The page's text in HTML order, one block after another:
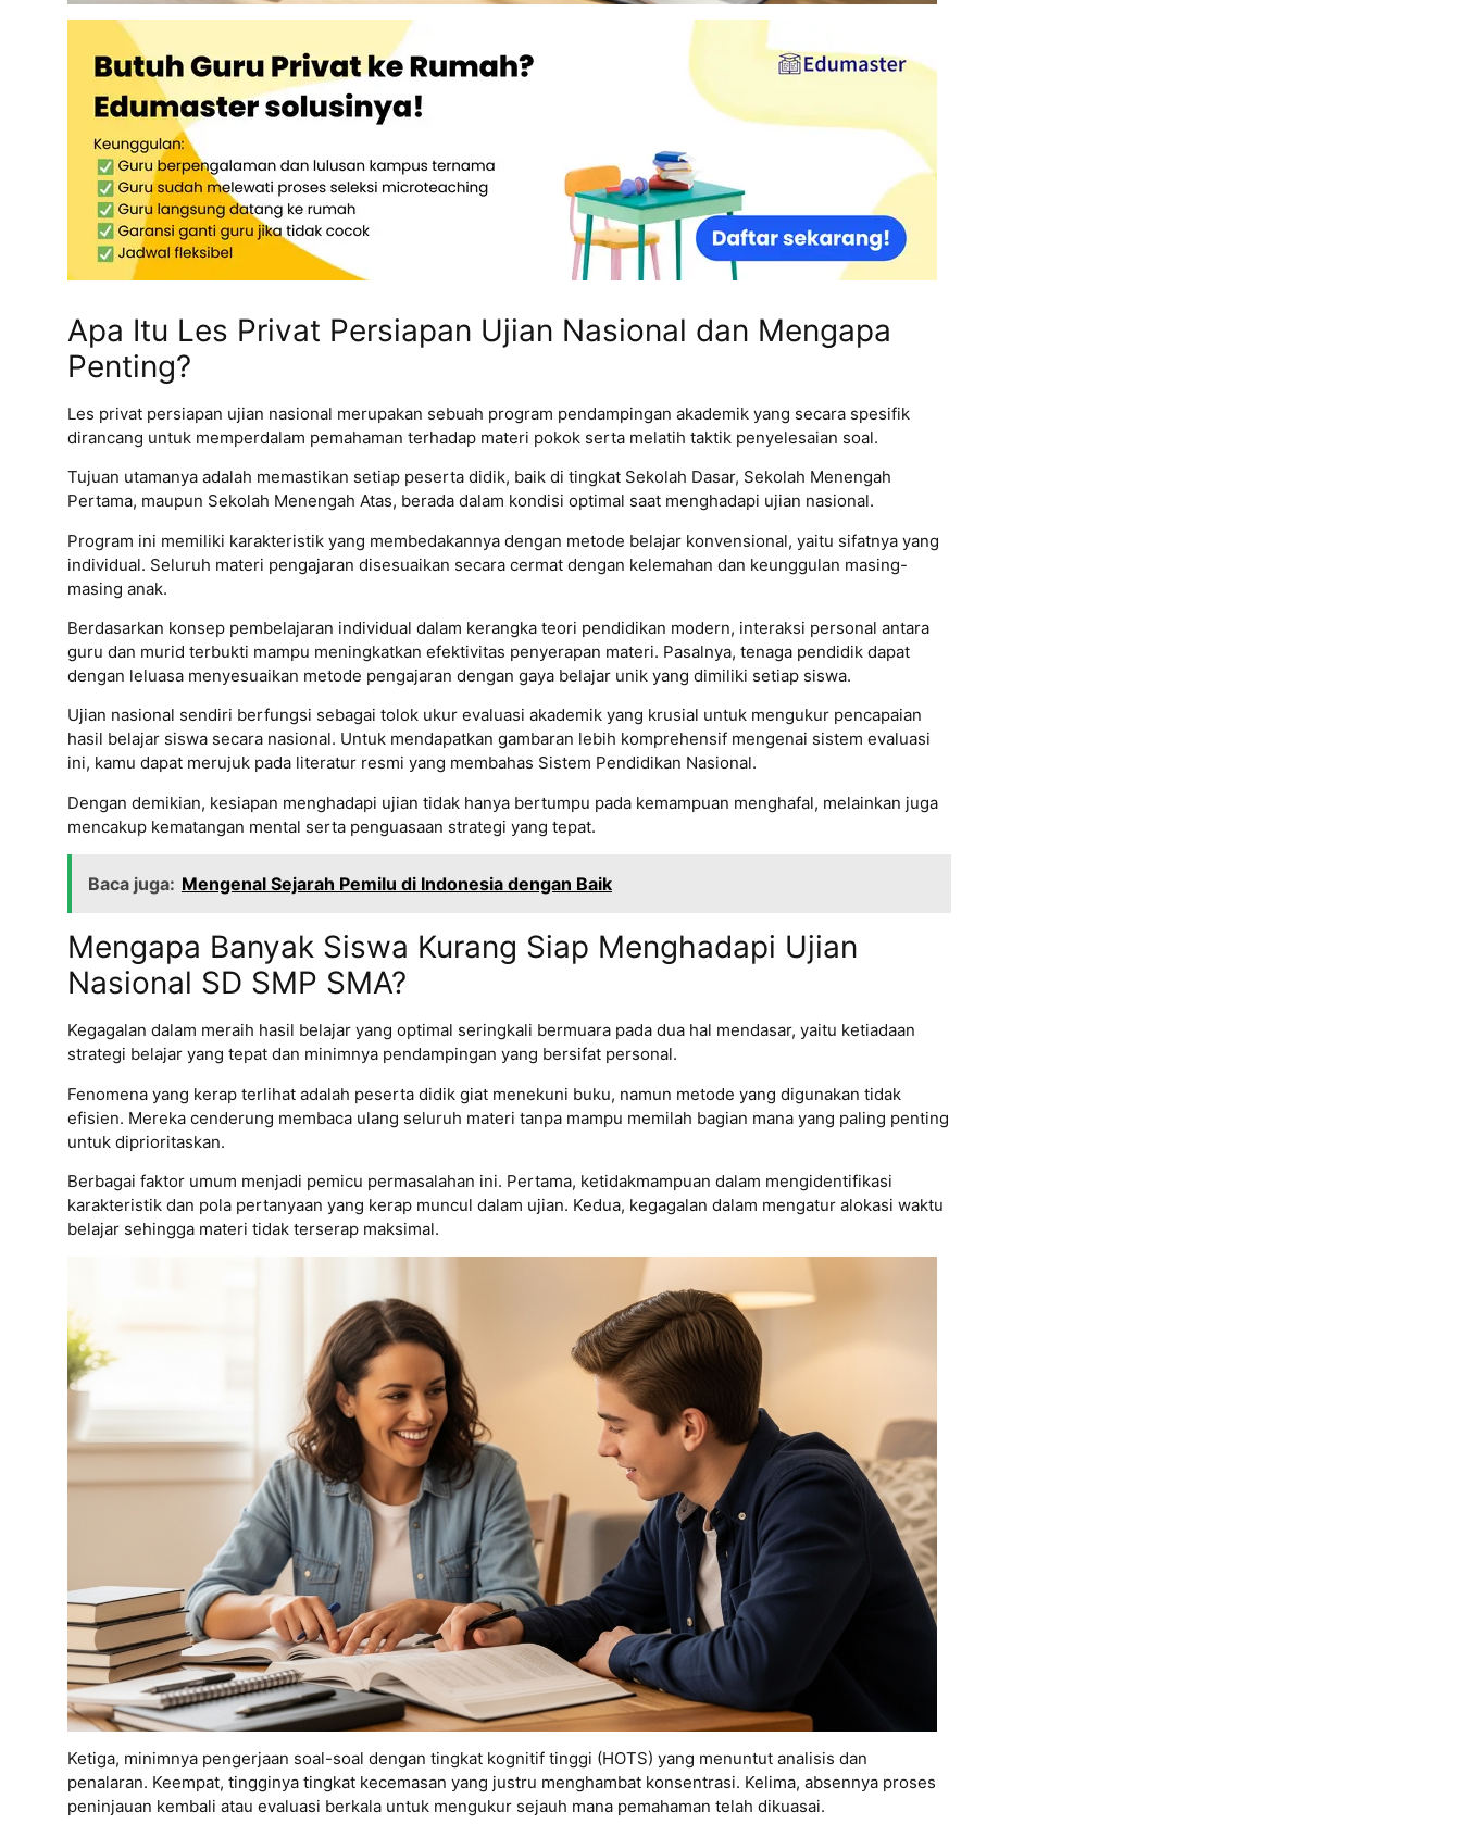
Apa Itu Les Privat Persiapan Ujian Nasional dan Mengapa
Penting?
Les privat persiapan ujian nasional merupakan sebuah program pendampingan akademik yang secara spesifik
dirancang untuk memperdalam pemahaman terhadap materi pokok serta melatih taktik penyelesaian soal.
Tujuan utamanya adalah memastikan setiap peserta didik, baik di tingkat Sekolah Dasar, Sekolah Menengah
Pertama, maupun Sekolah Menengah Atas, berada dalam kondisi optimal saat menghadapi ujian nasional.
Program ini memiliki karakteristik yang membedakannya dengan metode belajar konvensional, yaitu sifatnya yang
individual. Seluruh materi pengajaran disesuaikan secara cermat dengan kelemahan dan keunggulan masing-
masing anak.
Berdasarkan konsep pembelajaran individual dalam kerangka teori pendidikan modern, interaksi personal antara
guru dan murid terbukti mampu meningkatkan efektivitas penyerapan materi. Pasalnya, tenaga pendidik dapat
dengan leluasa menyesuaikan metode pengajaran dengan gaya belajar unik yang dimiliki setiap siswa.
Ujian nasional sendiri berfungsi sebagai tolok ukur evaluasi akademik yang krusial untuk mengukur pencapaian
hasil belajar siswa secara nasional. Untuk mendapatkan gambaran lebih komprehensif mengenai sistem evaluasi
ini, kamu dapat merujuk pada literatur resmi yang membahas Sistem Pendidikan Nasional.
Dengan demikian, kesiapan menghadapi ujian tidak hanya bertumpu pada kemampuan menghafal, melainkan juga
mencakup kematangan mental serta penguasaan strategi yang tepat.
Baca juga: Mengenal Sejarah Pemilu di Indonesia dengan Baik
Mengapa Banyak Siswa Kurang Siap Menghadapi Ujian
Nasional SD SMP SMA?
Kegagalan dalam meraih hasil belajar yang optimal seringkali bermuara pada dua hal mendasar, yaitu ketiadaan
strategi belajar yang tepat dan minimnya pendampingan yang bersifat personal.
Fenomena yang kerap terlihat adalah peserta didik giat menekuni buku, namun metode yang digunakan tidak
efisien. Mereka cenderung membaca ulang seluruh materi tanpa mampu memilah bagian mana yang paling penting
untuk diprioritaskan.
Berbagai faktor umum menjadi pemicu permasalahan ini. Pertama, ketidakmampuan dalam mengidentifikasi
karakteristik dan pola pertanyaan yang kerap muncul dalam ujian. Kedua, kegagalan dalam mengatur alokasi waktu
belajar sehingga materi tidak terserap maksimal.
Ketiga, minimnya pengerjaan soal-soal dengan tingkat kognitif tinggi (HOTS) yang menuntut analisis dan
penalaran. Keempat, tingginya tingkat kecemasan yang justru menghambat konsentrasi. Kelima, absennya proses
peninjauan kembali atau evaluasi berkala untuk mengukur sejauh mana pemahaman telah dikuasai.